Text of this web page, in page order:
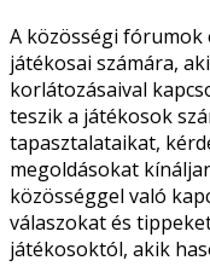
A közösségi
játékosai számára,
korlátozásaival
teszik a játékosok
tapasztalataikat,
megoldásokat
közösséggel való
válaszokat és
játékosoktól, akik